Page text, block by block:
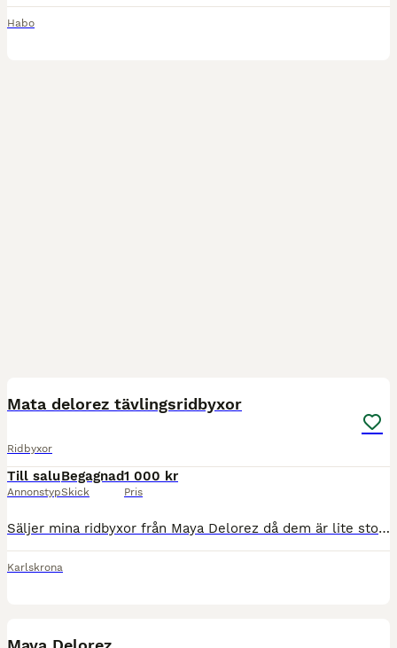
Habo
Mata delorez tävlingsridbyxor
Ridbyxor
Till salu
Annonstyp
Begagnad
Skick
1 000 kr
Pris
Säljer mina ridbyxor från Maya Delorez då dem är lite stora på mig I nyskick, använda 10ggr. Tacksam färg till tävling, därav endast tvättade 2ggr.
Karlskrona